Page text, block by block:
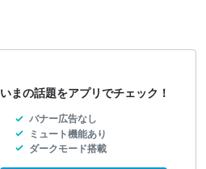
いまの話題をアプリでチェック！
バナー広告なし
ミュート機能あり
ダークモード搭載